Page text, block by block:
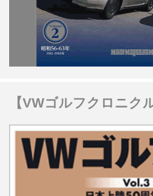
【VWゴルフクロニク